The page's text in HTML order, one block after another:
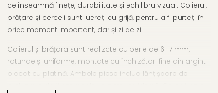
ce înseamnă finețe, durabilitate și echilibru vizual. Colierul,
brățara și cerceii sunt lucrați cu grijă, pentru a fi purtați în
orice moment important, dar și zi de zi.
Colierul și brățara sunt realizate cu perle de 6–7 mm,
rotunde și uniforme, montate cu închizători fine din argint
placat cu platină. Ambele piese includ lănțișoare de